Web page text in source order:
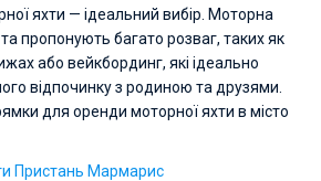
яхти — ідеальний вибір. Моторна
та пропонують багато розваг, таких як
або вейкбординг, які ідеально
відпочинку з родиною та друзями.
для оренди моторної яхти в місто
Пристань Мармарис